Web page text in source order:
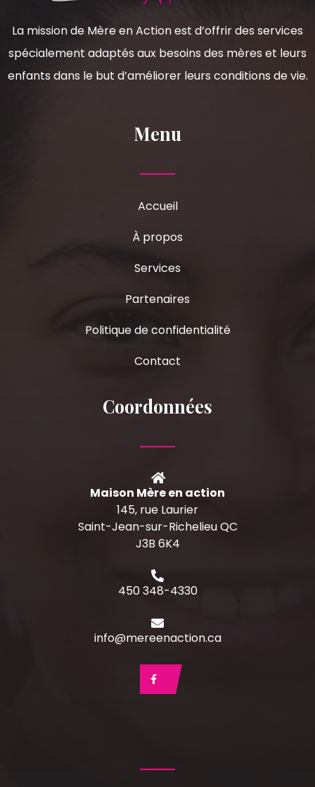
La mission de Mère en Action est d’offrir des services
spécialement adaptés aux besoins des mères et leurs
enfants dans le but d’améliorer leurs conditions de vie.
Menu
Accueil
À propos
Services
Partenaires
Politique de confidentialité
Contact
Coordonnées
Maison Mère en action
145, rue Laurier
Saint-Jean-sur-Richelieu QC
J3B 6K4
450 348-4330
info@mereenaction.ca